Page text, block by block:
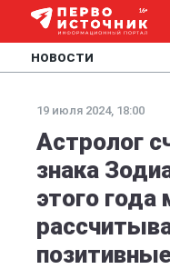
НОВОСТИ
19 июля 2024, 18:00
Астролог
знака
этого года